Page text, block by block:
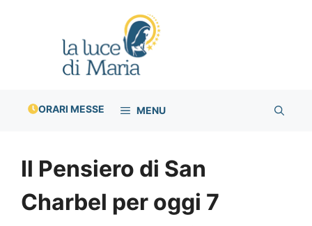
ORARI MESSE MENU
Il Pensiero di San
Charbel per oggi 7